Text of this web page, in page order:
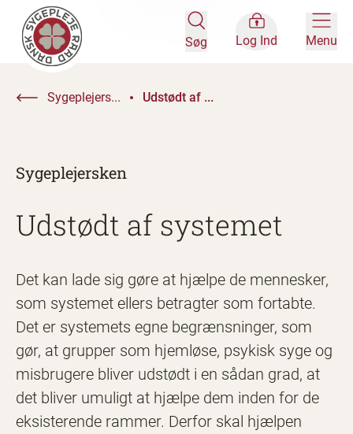
Søg Log Ind Menu
Sygeplejers... Udstødt af ...
Sygeplejersken
Udstødt af systemet
Det kan lade sig gøre at hjælpe de mennesker,
som systemet ellers betragter som fortabte.
Det er systemets egne begrænsninger, som
gør, at grupper som hjemløse, psykisk syge og
misbrugere bliver udstødt i en sådan grad, at
det bliver umuligt at hjælpe dem inden for de
eksisterende rammer. Derfor skal hjælpen